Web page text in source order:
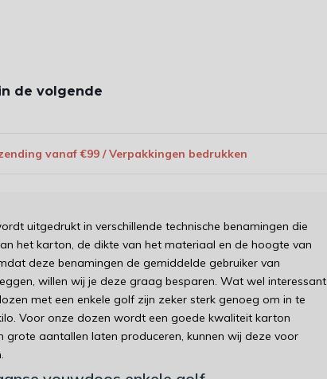
de volgende
vanaf €99 / Verpakkingen bedrukken
uitgedrukt in verschillende technische benamingen die
het karton, de dikte van het materiaal en de hoogte van
deze benamingen de gemiddelde gebruiker van
willen wij je deze graag besparen. Wat wel interessant
met een enkele golf zijn zeker sterk genoeg om in te
Voor onze dozen wordt een goede kwaliteit karton
aantallen laten produceren, kunnen wij deze voor